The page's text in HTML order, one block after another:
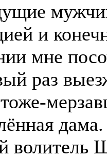
и
мне
раз
волитель